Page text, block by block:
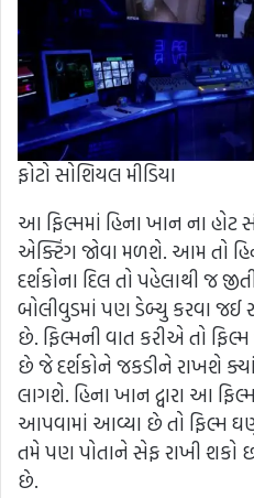
ફોટો સોશિયલ મીડિયા
આ ફિલ્મમાં હિના ખાન ના
એક્ટિંગ જોવા મળશે. આમ તો
દર્શકોના દિલ તો પહેલાથી જ
બોલીવુડમાં પણ ડેબ્યુ કરવા જઈ
છે. ફિલ્મની વાત કરીએ તો
છે જે દર્શકોને જકડીને રાખશે
લાગશે. હિના ખાન દ્વારા આ
આપવામાં આવ્યા છે તો ફિલ્મ
તમે પણ પોતાને સેફ રાખી શકો
છે.